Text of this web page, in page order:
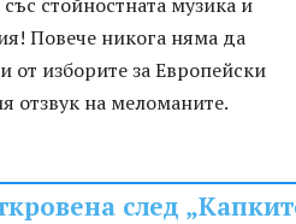
Повече никога няма да
от изборите за Европейски
отзвук на меломаните.
след